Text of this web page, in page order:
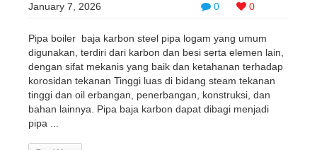
0 0
January 7, 2026
Pipa boiler baja karbon steel pipa logam yang umum
digunakan, terdiri dari karbon dan besi serta elemen lain,
dengan sifat mekanis yang baik dan ketahanan terhadap
korosidan tekanan Tinggi luas di bidang steam tekanan
tinggi dan oil erbangan, penerbangan, konstruksi, dan
bahan lainnya. Pipa baja karbon dapat dibagi menjadi
pipa ...